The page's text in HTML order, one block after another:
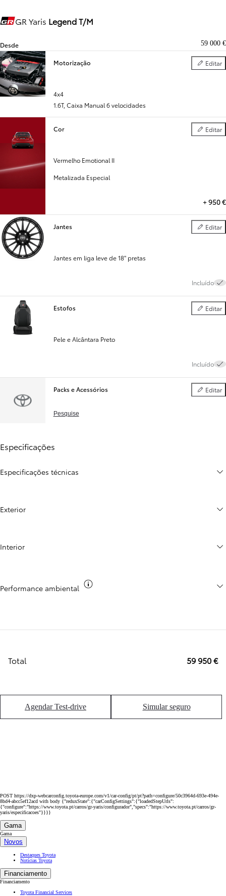
Gazoo Racing
GR Yaris Legend T/M
Desde 59 000 €
Motorização Editar
4x4
1.6T, Caixa Manual 6 velocidades
Cor Editar
Cor
Vermelho Emotional II
Metalizada Especial
+950 €
Jantes Editar
Jantes
Jantes em liga leve de 18" pretas
Incluído
Estofos Editar
Estofos
Pele e Alcântara Preto
Incluído
Packs e Acessórios Editar
Packs e
Pesquise
Especificações
Especificações técnicas
Exterior
Interior
Performance ambiental
Total 59 950 €
Agendar Test-drive Simular seguro
POST https://dxp-webcarconfig.toyota-europe.com/v1/car-config/pt/pt?path=configure/50c3964d-693e-494e-
8bd4-abcc5ef12acd with body {"reduxState":{"carConfigSettings":{"loadedStepUrls":
{"configure":"https://www.toyota.pt/carros/gr-yaris/configurador","specs":"https://www.toyota.pt/carros/gr-
yaris/especificacoes"}}}}
Gama
Gama
Novos
Destaques Toyota
Notícias Toyota
Financiamento
Financiamento
Toyota Financial Services